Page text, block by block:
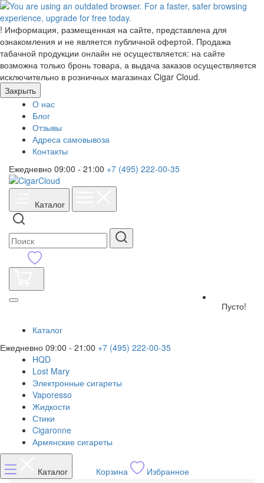
! Информация, размещенная на сайте, представлена для
ознакомления и не является публичной офертой. Продажа
табачной продукции онлайн не осуществляется: на сайте
возможна только бронь товара, а выдача заказов осуществляется
исключительно в розничных магазинах Cigar Cloud.
Закрыть
О нас
Блог
Отзывы
Адреса самовывоза
Контакты
Ежедневно 09:00 - 21:00 +7 (495) 222-00-35
Каталог
Пусто!
Каталог
Ежедневно 09:00 - 21:00 +7 (495) 222-00-35
HQD
Lost Mary
Электронные сигареты
Vaporesso
Жидкости
Стики
Cigaronne
Армянские сигареты
Каталог Корзина
Избранное